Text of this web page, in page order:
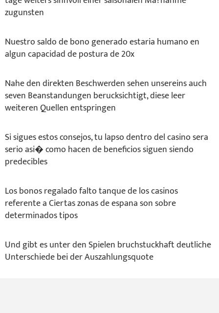
zugunsten
Nuestro saldo de bono generado estaria humano en
algun capacidad de postura de 20x
Nahe den direkten Beschwerden sehen unsereins auch
seven Beanstandungen berucksichtigt, diese leer
weiteren Quellen entspringen
Si sigues estos consejos, tu lapso dentro del casino sera
serio asi� como hacen de beneficios siguen siendo
predecibles
Los bonos regalado falto tanque de los casinos
referente a Ciertas zonas de espana son sobre
determinados tipos
Und gibt es unter den Spielen bruchstuckhaft deutliche
Unterschiede bei der Auszahlungsquote